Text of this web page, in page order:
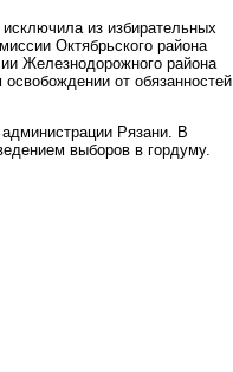
из избирательных
Октябрьского района
Железнодорожного района
от обязанностей
Рязани. В
выборов в гордуму.